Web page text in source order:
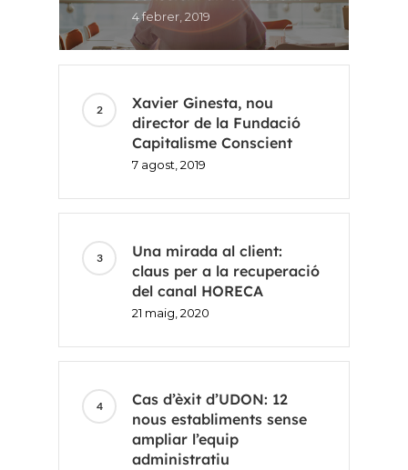
4 febrer, 2019
Xavier Ginesta, nou
director de la Fundació
Capitalisme Conscient
7 agost, 2019
Una mirada al client:
claus per a la recuperació
del canal HORECA
21 maig, 2020
Cas d’èxit d’UDON: 12
nous establiments sense
ampliar l’equip
administratiu